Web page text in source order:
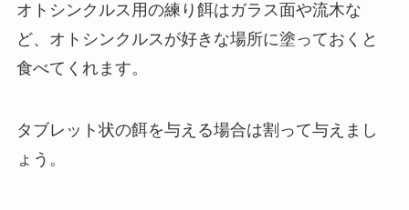
オトシンクルス用の練り餌はガラス面や流木な
ど、オトシンクルスが好きな場所に塗っておくと
食べてくれます。
タブレット状の餌を与える場合は割って与えまし
ょう。